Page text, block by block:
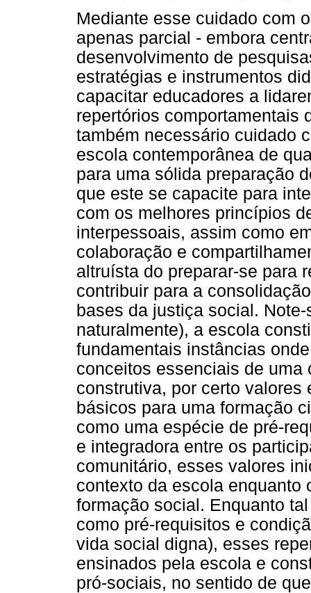
Mediante esse cuidado com
apenas parcial - embora
desenvolvimento de
estratégias e instrumentos
capacitar educadores a
repertórios comportamentais
também necessário cuidado
escola contemporânea de
para uma sólida preparação
que este se capacite para
com os melhores princípios
interpessoais, assim como
colaboração e
altruísta do preparar-se para
contribuir para a
bases da justiça social.
naturalmente), a escola
fundamentais instâncias
conceitos essenciais de
construtiva, por certo
básicos para uma formação
como uma espécie de pré-
e integradora entre os
comunitário, esses valores
contexto da escola enquanto
formação social. Enquanto
como pré-requisitos e
vida social digna), esses
ensinados pela escola e
pró-sociais, no sentido de